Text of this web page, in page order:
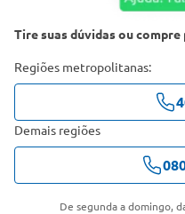
Tire suas dúvidas ou
Regiões metropolitanas:
Demais regiões
De segunda a domingo,